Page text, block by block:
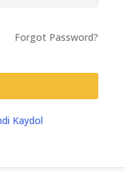
Forgot Password?
Kaydol